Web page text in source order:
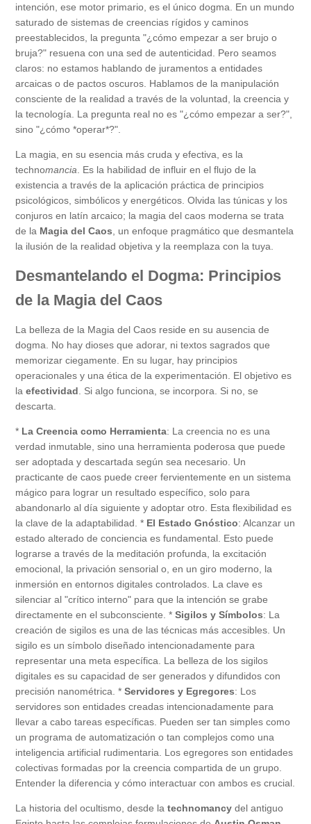
intención, ese motor primario, es el único dogma. En un mundo
saturado de sistemas de creencias rígidos y caminos
preestablecidos, la pregunta "¿cómo empezar a ser brujo o
bruja?" resuena con una sed de autenticidad. Pero seamos
claros: no estamos hablando de juramentos a entidades
arcaicas o de pactos oscuros. Hablamos de la manipulación
consciente de la realidad a través de la voluntad, la creencia y
la tecnología. La pregunta real no es "¿cómo empezar a ser?",
sino "¿cómo *operar*?".
La magia, en su esencia más cruda y efectiva, es la
technomancia . Es la habilidad de influir en el flujo de la
existencia a través de la aplicación práctica de principios
psicológicos, simbólicos y energéticos. Olvida las túnicas y los
conjuros en latín arcaico; la magia del caos moderna se trata
de la Magia del Caos , un enfoque pragmático que desmantela
la ilusión de la realidad objetiva y la reemplaza con la tuya.
Desmantelando el Dogma: Principios
de la Magia del Caos
La belleza de la Magia del Caos reside en su ausencia de
dogma. No hay dioses que adorar, ni textos sagrados que
memorizar ciegamente. En su lugar, hay principios
operacionales y una ética de la experimentación. El objetivo es
la efectividad . Si algo funciona, se incorpora. Si no, se
descarta.
* La Creencia como Herramienta: La creencia no es una
verdad inmutable, sino una herramienta poderosa que puede
ser adoptada y descartada según sea necesario. Un
practicante de caos puede creer fervientemente en un sistema
mágico para lograr un resultado específico, solo para
abandonarlo al día siguiente y adoptar otro. Esta flexibilidad es
la clave de la adaptabilidad. * El Estado Gnóstico: Alcanzar un
estado alterado de conciencia es fundamental. Esto puede
lograrse a través de la meditación profunda, la excitación
emocional, la privación sensorial o, en un giro moderno, la
inmersión en entornos digitales controlados. La clave es
silenciar al "crítico interno" para que la intención se grabe
directamente en el subconsciente. * Sigilos y Símbolos: La
creación de sigilos es una de las técnicas más accesibles. Un
sigilo es un símbolo diseñado intencionadamente para
representar una meta específica. La belleza de los sigilos
digitales es su capacidad de ser generados y difundidos con
precisión nanométrica. * Servidores y Egregores: Los
servidores son entidades creadas intencionadamente para
llevar a cabo tareas específicas. Pueden ser tan simples como
un programa de automatización o tan complejos como una
inteligencia artificial rudimentaria. Los egregores son entidades
colectivas formadas por la creencia compartida de un grupo.
Entender la diferencia y cómo interactuar con ambos es crucial.
La historia del ocultismo, desde la technomancy del antiguo